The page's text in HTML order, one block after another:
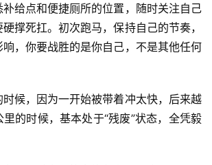
给点和便捷厕所的位置，随时关注自己
撑死扛。初次跑马，保持自己的节奏，
，你要战胜的是你自己，不是其他任何
候，因为一开始被带着冲太快，后来越
的时候，基本处于“残废”状态，全凭毅